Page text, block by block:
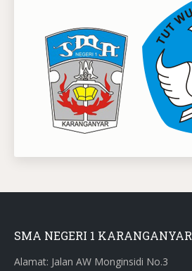
SMA NEGERI 1 KARANGANYAR
Alamat: Jalan AW Monginsidi No.3